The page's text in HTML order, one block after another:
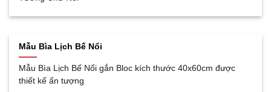
Mẫu Bìa Lịch Bế Nổi
Mẫu Bìa Lịch Bế Nổi gắn Bloc kích thước 40x60cm được
thiết kế ấn tượng